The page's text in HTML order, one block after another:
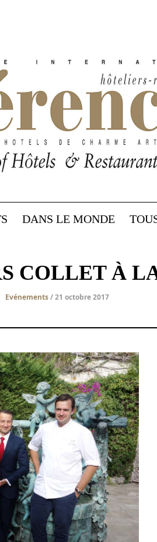
DANS LE MONDE
COLLET À
Evénements/ 21 octobre 2017